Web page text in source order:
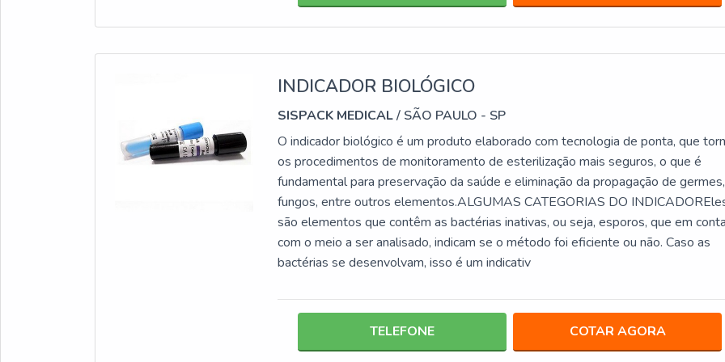
INDICADOR BIOLÓGICO
SISPACK MEDICAL/ SÃO PAULO - SP
O indicador biológico é um produto elaborado com tecnologia de ponta, que
os procedimentos de monitoramento de esterilização mais seguros, o que é
fundamental para preservação da saúde e eliminação da propagação de germes,
fungos, entre outros elementos.ALGUMAS CATEGORIAS DO
são elementos que contêm as bactérias inativas, ou seja, esporos, que em
com o meio a ser analisado, indicam se o método foi eficiente ou não. Caso as
bactérias se desenvolvam, isso é um indicativ
TELEFONE COTAR AGORA